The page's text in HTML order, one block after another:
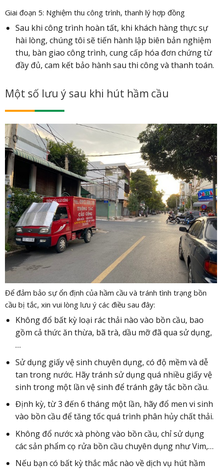
Giai đoạn 5: Nghiệm thu công trình, thanh lý hợp đồng
Sau khi công trình hoàn tất, khi khách hàng thực sự
hài lòng, chúng tôi sẽ tiến hành lập biên bản nghiệm
thu, bàn giao công trình, cung cấp hóa đơn chứng từ
đầy đủ, cam kết bảo hành sau thi công và thanh toán.
Một số lưu ý sau khi hút hầm cầu
Để đảm bảo sự ổn định của hầm cầu và tránh tình trạng bồn
cầu bị tắc, xin vui lòng lưu ý các điều sau đây:
Không đổ bất kỳ loại rác thải nào vào bồn cầu, bao
gồm cả thức ăn thừa, bã trà, dầu mỡ đã qua sử dụng,
…
Sử dụng giấy vệ sinh chuyên dụng, có độ mềm và dễ
tan trong nước. Hãy tránh sử dụng quá nhiều giấy vệ
sinh trong một lần vệ sinh để tránh gây tắc bồn cầu.
Định kỳ, từ 3 đến 6 tháng một lần, hãy đổ men vi sinh
vào bồn cầu để tăng tốc quá trình phân hủy chất thải.
Không đổ nước xà phòng vào bồn cầu, chỉ sử dụng
các sản phẩm cọ rửa bồn cầu chuyên dụng như Vim,…
Nếu bạn có bất kỳ thắc mắc nào về dịch vụ hút hầm